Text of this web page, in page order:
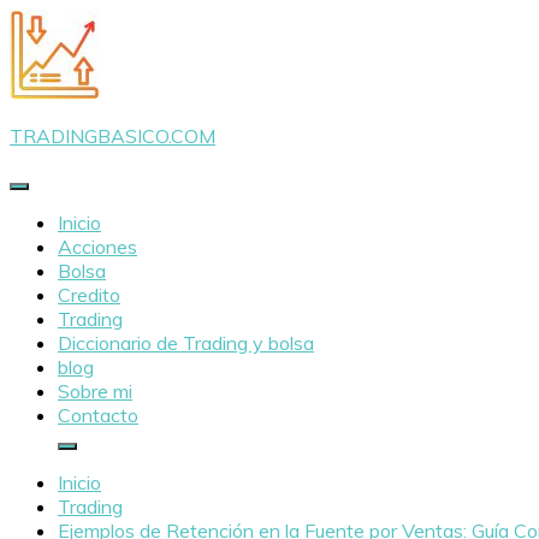
Saltar
al
contenido
TRADINGBASICO.COM
Inicio
Acciones
Bolsa
Credito
Trading
Diccionario de Trading y bolsa
blog
Sobre mi
Contacto
Inicio
Trading
Ejemplos de Retención en la Fuente por Ventas: Guía